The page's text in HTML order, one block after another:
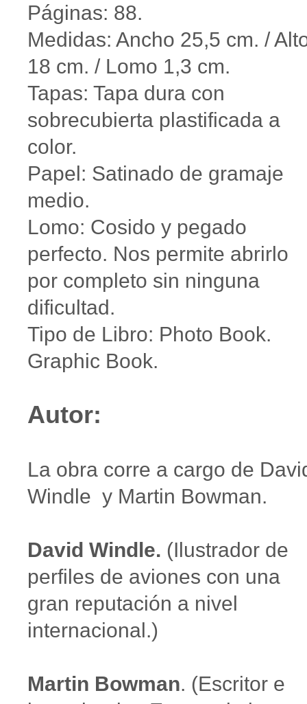
Páginas: 88.
Medidas: Ancho 25,5 cm. /
18 cm. / Lomo 1,3 cm.
Tapas: Tapa dura con
sobrecubierta plastificada a
color.
Papel: Satinado de gramaje
medio.
Lomo: Cosido y pegado
perfecto. Nos permite abrirlo
por completo sin ninguna
dificultad.
Tipo de Libro: Photo Book.
Graphic Book.
Autor:
La obra corre a cargo de
Windle y Martin Bowman.
David Windle. (Ilustrador de
perfiles de aviones con una
gran reputación a nivel
internacional.)
Martin Bowman. (Escritor e